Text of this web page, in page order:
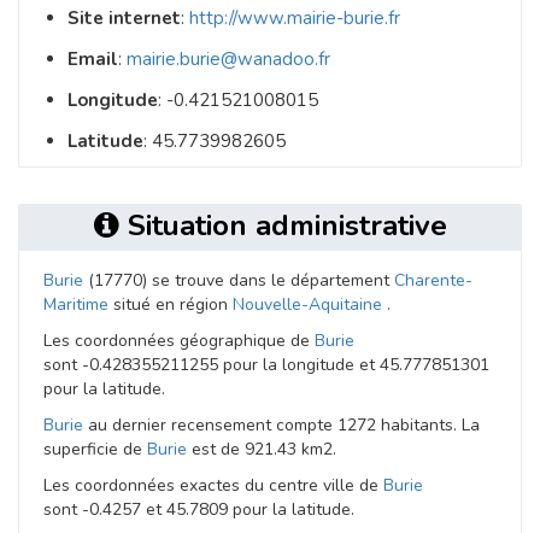
Site internet: http://www.mairie-burie.fr
Email: mairie.burie@wanadoo.fr
Longitude: -0.421521008015
Latitude: 45.7739982605
Situation administrative
Burie (17770) se trouve dans le départementCharente-
Maritime situé en région Nouvelle-Aquitaine .
Les coordonnées géographique de Burie
sont -0.428355211255 pour la longitude et 45.777851301
pour la latitude.
Burie au dernier recensement compte 1272 habitants. La
superficie de Burie est de 921.43 km2.
Les coordonnées exactes du centre ville de Burie
sont -0.4257 et 45.7809 pour la latitude.